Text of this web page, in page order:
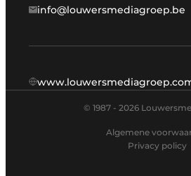
info@louwersmediagroep.be
© 1987 - 2026
Algemene
Privacy policy